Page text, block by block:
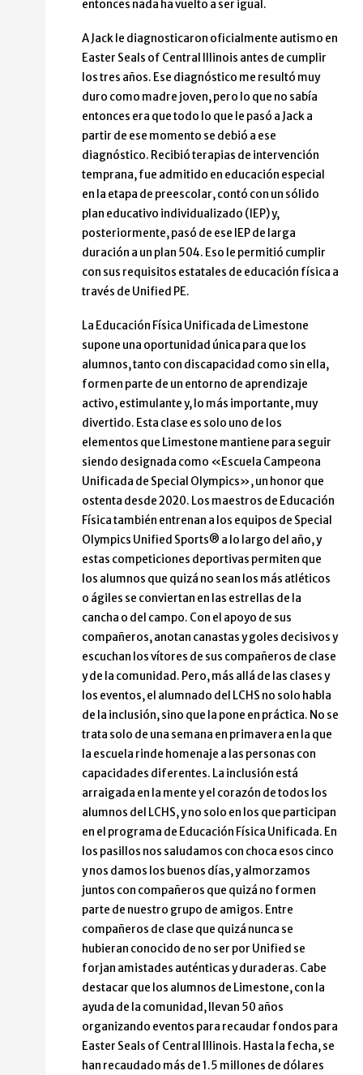
entonces nada ha vuelto a ser igual.
A Jack le diagnosticaron oficialmente autismo en
Easter Seals of Central Illinois antes de cumplir
los tres años. Ese diagnóstico me resultó muy
duro como madre joven, pero lo que no sabía
entonces era que todo lo que le pasó a Jack a
partir de ese momento se debió a ese
diagnóstico. Recibió terapias de intervención
temprana, fue admitido en educación especial
en la etapa de preescolar, contó con un sólido
plan educativo individualizado (IEP) y,
posteriormente, pasó de ese IEP de larga
duración a un plan 504. Eso le permitió cumplir
con sus requisitos estatales de educación física a
través de Unified PE.
La Educación Física Unificada de Limestone
supone una oportunidad única para que los
alumnos, tanto con discapacidad como sin ella,
formen parte de un entorno de aprendizaje
activo, estimulante y, lo más importante, muy
divertido. Esta clase es solo uno de los
elementos que Limestone mantiene para seguir
siendo designada como «Escuela Campeona
Unificada de Special Olympics», un honor que
ostenta desde 2020. Los maestros de Educación
Física también entrenan a los equipos de Special
Olympics Unified Sports® a lo largo del año, y
estas competiciones deportivas permiten que
los alumnos que quizá no sean los más atléticos
o ágiles se conviertan en las estrellas de la
cancha o del campo. Con el apoyo de sus
compañeros, anotan canastas y goles decisivos y
escuchan los vítores de sus compañeros de clase
y de la comunidad. Pero, más allá de las clases y
los eventos, el alumnado del LCHS no solo habla
de la inclusión, sino que la pone en práctica. No se
trata solo de una semana en primavera en la que
la escuela rinde homenaje a las personas con
capacidades diferentes. La inclusión está
arraigada en la mente y el corazón de todos los
alumnos del LCHS, y no solo en los que participan
en el programa de Educación Física Unificada. En
los pasillos nos saludamos con choca esos cinco
y nos damos los buenos días, y almorzamos
juntos con compañeros que quizá no formen
parte de nuestro grupo de amigos. Entre
compañeros de clase que quizá nunca se
hubieran conocido de no ser por Unified se
forjan amistades auténticas y duraderas. Cabe
destacar que los alumnos de Limestone, con la
ayuda de la comunidad, llevan 50 años
organizando eventos para recaudar fondos para
Easter Seals of Central Illinois. Hasta la fecha, se
han recaudado más de 1.5 millones de dólares